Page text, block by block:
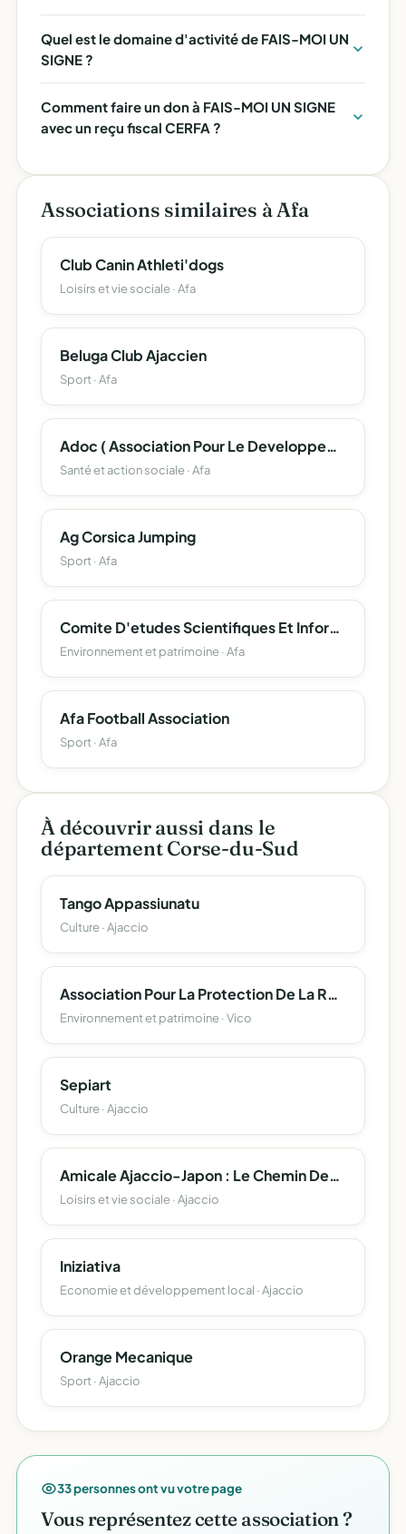
Quel est le domaine d'activité de FAIS-MOI UN
SIGNE ?
Comment faire un don à FAIS-MOI UN SIGNE
avec un reçu fiscal CERFA ?
Associations similaires à Afa
Club Canin Athleti'dogs
Loisirs et vie sociale · Afa
Beluga Club Ajaccien
Sport · Afa
Adoc ( Association Pour Le Developpement De L'oncologie En Corse )
Santé et action sociale · Afa
Ag Corsica Jumping
Sport · Afa
Comite D'etudes Scientifiques Et Informatiques De La Toponymie Corse (Cesit-Corsica)
Environnement et patrimoine · Afa
Afa Football Association
Sport · Afa
À découvrir aussi dans le
département Corse-du-Sud
Tango Appassiunatu
Culture · Ajaccio
Association Pour La Protection De La Ressource En Eau Dans La Region De Coggia- Sagone-Vico
Environnement et patrimoine · Vico
Sepiart
Culture · Ajaccio
Amicale Ajaccio-Japon : Le Chemin Des Coquillages
Loisirs et vie sociale · Ajaccio
Iniziativa
Economie et développement local · Ajaccio
Orange Mecanique
Sport · Ajaccio
33 personnes ont vu votre page
Vous représentez cette association ?